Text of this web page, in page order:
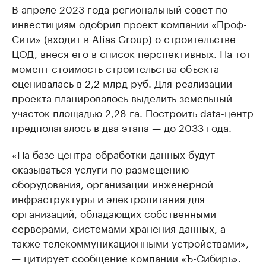
В апреле 2023 года региональный совет по
инвестициям одобрил проект компании «Проф-
Сити» (входит в Alias Group) о строительстве
ЦОД, внеся его в список перспективных. На тот
момент стоимость строительства объекта
оценивалась в 2,2 млрд руб. Для реализации
проекта планировалось выделить земельный
участок площадью 2,28 га. Построить data-центр
предполагалось в два этапа — до 2033 года.
«На базе центра обработки данных будут
оказываться услуги по размещению
оборудования, организации инженерной
инфраструктуры и электропитания для
организаций, обладающих собственными
серверами, системами хранения данных, а
также телекоммуникационными устройствами»,
— цитирует сообщение компании «Ъ-Сибирь».